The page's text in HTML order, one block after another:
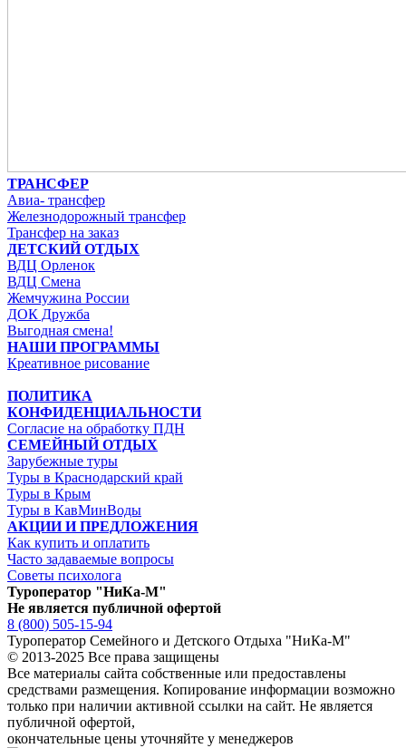
ТРАНСФЕР
Авиа- трансфер
Железнодорожный трансфер
Трансфер на заказ
ДЕТСКИЙ ОТДЫХ
ВДЦ Орленок
ВДЦ Смена
Жемчужина России
ДОК Дружба
Выгодная смена!
НАШИ ПРОГРАММЫ
Креативное рисование
ПОЛИТИКА
КОНФИДЕНЦИАЛЬНОСТИ
Согласие на обработку ПДН
СЕМЕЙНЫЙ ОТДЫХ
Зарубежные туры
Туры в Краснодарский край
Туры в Крым
Туры в КавМинВоды
АКЦИИ И ПРЕДЛОЖЕНИЯ
Как купить и оплатить
Часто задаваемые вопросы
Советы психолога
Туроператор "НиКа-М"
Не является публичной офертой
8 (800) 505-15-94
Туроператор Семейного и Детского Отдыха "НиКа-М"
© 2013-2025 Все права защищены
Все материалы сайта собственные или предоставлены
средствами размещения. Копирование информации возможно
только при наличии активной ссылки на сайт. Не является
публичной офертой,
окончательные цены уточняйте у менеджеров